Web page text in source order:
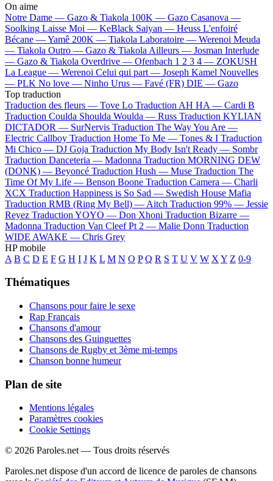
On aime
Notre Dame — Gazo & Tiakola 100K — Gazo Casanova —
Soolking Laisse Moi — KeBlack Saiyan — Heuss L'enfoiré
Bécane —Yamê 200K — Tiakola Laboratoire — Werenoi Meuda
— Tiakola Outro — Gazo & Tiakola Ailleurs — Josman Interlude
— Gazo & Tiakola Overdrive — Ofenbach 1 2 3 4 — ZOKUSH
La League — Werenoi Celui qui part — Joseph Kamel Nouvelles
— PLK No love — Ninho Urus — Favé (FR) DIE — Gazo
Top traduction
Traduction des fleurs — Tove Lo Traduction AH HA — Cardi B
Traduction Coulda Shoulda Woulda — Russ Traduction KYLIAN
DICTADOR — SurNervis Traduction The Way You Are —
Electric Callboy Traduction Home To Me — Tones & I Traduction
Mi Chico — DJ Goja Traduction My Body Isn't Ready — Sombr
Traduction Danceteria — Madonna Traduction MORNING DEW
(DONK) — Beyoncé Traduction Hush — Muse Traduction The
Time Of My Life — Benson Boone Traduction Camera — Charli
XCX Traduction Happiness is So Sad — Swedish House Mafia
Traduction RMB (Ring My Bell) — Aitch Traduction 99% — Jessie
Reyez Traduction YOYO — Don Xhoni Traduction Bizarre —
Madonna Traduction Van Cleef Pt 2 — Malie Donn Traduction
WIDE AWAKE — Chris Grey
HP mobile
A B C D E F G H I J K L M N O P Q R S T U V W X Y Z 0-9
Thématiques
Chansons pour faire le sexe
Rap Français
Chansons d'amour
Chansons des Guinguettes
Chansons de Rugby et 3ème mi-temps
Chanson bonne humeur
Plan de site
Mentions légales
Paramètres cookies
Cookie Settings
© 2026 Paroles.net — Tous droits réservés
Paroles.net dispose d'un accord de licence de paroles de chansons